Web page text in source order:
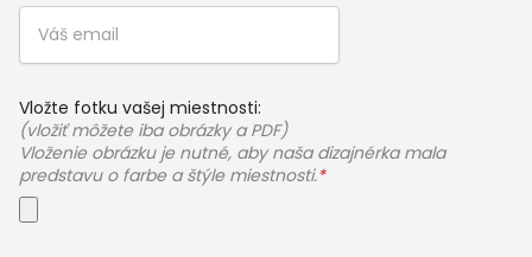
Vložte fotku vašej miestnosti:
(vložiť môžete iba obrázky a PDF)
Vloženie obrázku je nutné, aby naša dizajnérka mala
predstavu o farbe a štýle miestnosti.*